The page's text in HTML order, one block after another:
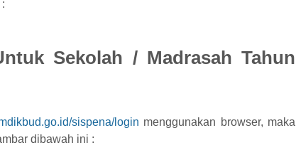
Sekolah / Madrasah Tahun
sispena/login menggunakan browser, maka
dibawah ini :